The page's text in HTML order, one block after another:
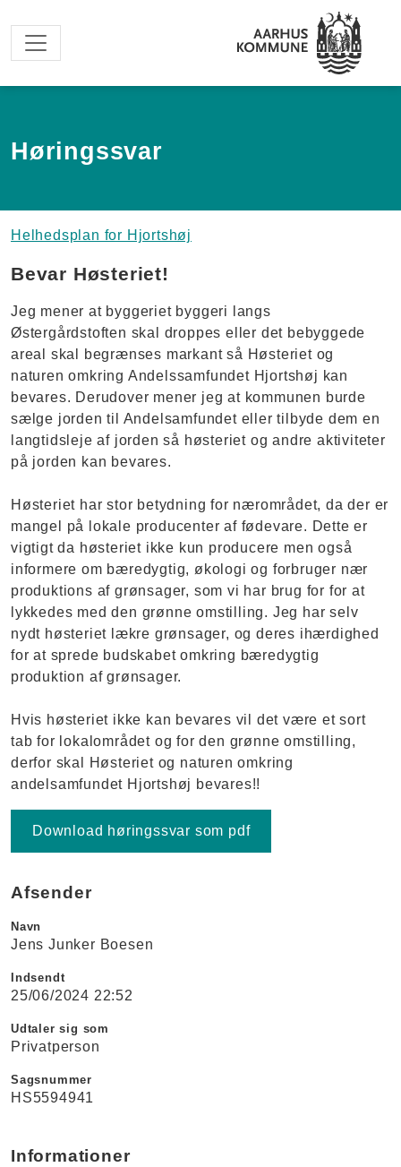
Høringssvar
Helhedsplan for Hjortshøj
Bevar Høsteriet!
Jeg mener at byggeriet byggeri langs
Østergårdstoften skal droppes eller det bebyggede
areal skal begrænses markant så Høsteriet og
naturen omkring Andelssamfundet Hjortshøj kan
bevares. Derudover mener jeg at kommunen burde
sælge jorden til Andelsamfundet eller tilbyde dem en
langtidsleje af jorden så høsteriet og andre aktiviteter
på jorden kan bevares.
Høsteriet har stor betydning for nærområdet, da der er
mangel på lokale producenter af fødevare. Dette er
vigtigt da høsteriet ikke kun producere men også
informere om bæredygtig, økologi og forbruger nær
produktions af grønsager, som vi har brug for for at
lykkedes med den grønne omstilling. Jeg har selv
nydt høsteriet lækre grønsager, og deres ihærdighed
for at sprede budskabet omkring bæredygtig
produktion af grønsager.
Hvis høsteriet ikke kan bevares vil det være et sort
tab for lokalområdet og for den grønne omstilling,
derfor skal Høsteriet og naturen omkring
andelsamfundet Hjortshøj bevares!!
Download høringssvar som pdf
Afsender
Navn
Jens Junker Boesen
Indsendt
25/06/2024 22:52
Udtaler sig som
Privatperson
Sagsnummer
HS5594941
Informationer